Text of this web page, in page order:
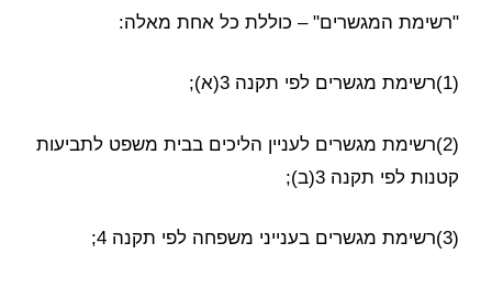
"רשימת המגשרים" – כוללת כל אחת מאלה:
(1)רשימת מגשרים לפי תקנה 3(א);
(2)רשימת מגשרים לעניין הליכים בבית משפט לתביעות
קטנות לפי תקנה 3(ב);
(3)רשימת מגשרים בענייני משפחה לפי תקנה 4;